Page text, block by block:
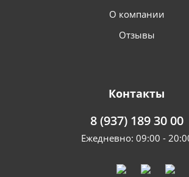
О компании
Отзывы
Контакты
8 (937) 189 30 00
Ежедневно: 09:00 -